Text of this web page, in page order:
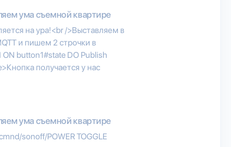
ума съемной квартире
на ура!<br />Выставляем в
и пишем 2 строчки в
button1#state DO Publish
получается у нас
ума съемной квартире
sonoff/POWER TOGGLE